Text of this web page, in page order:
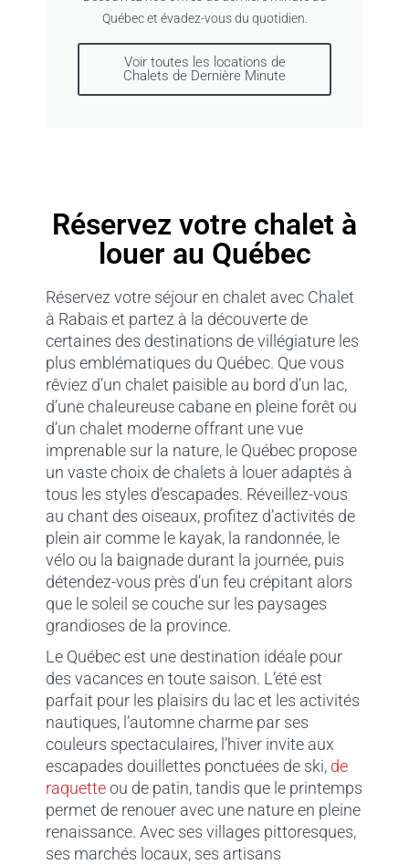
Québec et évadez-vous du quotidien.
Voir toutes les locations de
Chalets de Dernière Minute
Réservez votre chalet à
louer au Québec
Réservez votre séjour en chalet avec Chalet
à Rabais et partez à la découverte de
certaines des destinations de villégiature les
plus emblématiques du Québec. Que vous
rêviez d’un chalet paisible au bord d’un lac,
d’une chaleureuse cabane en pleine forêt ou
d’un chalet moderne offrant une vue
imprenable sur la nature, le Québec propose
un vaste choix de chalets à louer adaptés à
tous les styles d’escapades. Réveillez-vous
au chant des oiseaux, profitez d’activités de
plein air comme le kayak, la randonnée, le
vélo ou la baignade durant la journée, puis
détendez-vous près d’un feu crépitant alors
que le soleil se couche sur les paysages
grandioses de la province.
Le Québec est une destination idéale pour
des vacances en toute saison. L’été est
parfait pour les plaisirs du lac et les activités
nautiques, l’automne charme par ses
couleurs spectaculaires, l’hiver invite aux
escapades douillettes ponctuées de ski, de
raquetteou de patin, tandis que le printemps
permet de renouer avec une nature en pleine
renaissance. Avec ses villages pittoresques,
ses marchés locaux, ses artisans